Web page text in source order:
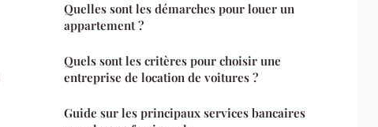
Quelles sont les démarches pour louer un
appartement ?
Quels sont les critères pour choisir une
entreprise de location de voitures ?
Guide sur les principaux services bancaires